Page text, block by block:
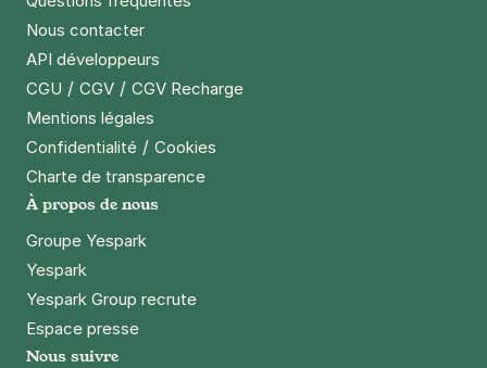
Nous contacter
API développeurs
CGU / CGV / CGV Recharge
Mentions légales
Confidentialité / Cookies
Charte de transparence
À propos de nous
Groupe Yespark
Yespark
Yespark Group recrute
Espace presse
Nous suivre